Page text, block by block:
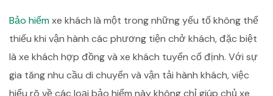
Bảo hiểmxe khách là một trong những yếu tố không thể
thiếu khi vận hành các phương tiện chở khách, đặc biệt
là xe khách hợp đồng và xe khách tuyến cố định. Với sự
gia tăng nhu cầu di chuyển và vận tải hành khách, việc
hiểu rõ về các loại bảo hiểm này không chỉ giúp chủ xe